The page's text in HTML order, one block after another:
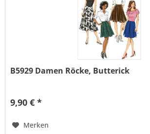
B5929 Damen Röcke, Butterick
9,90 € *
Merken